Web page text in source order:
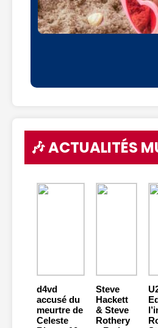
🎶 ACTUALITÉS
d4vd
accusé du
meurtre de
Celeste
Steve
Hackett
& Steve
Rothery